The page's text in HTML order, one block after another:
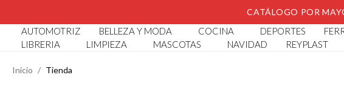
CATÁLOGO POR
AUTOMOTRIZ BELLEZA Y MODA COCINA DEPORTES
LIBRERIA
LIMPIEZA MASCOTAS NAVIDAD REYPLAST
SUGERENCIAS
Inicio Tienda